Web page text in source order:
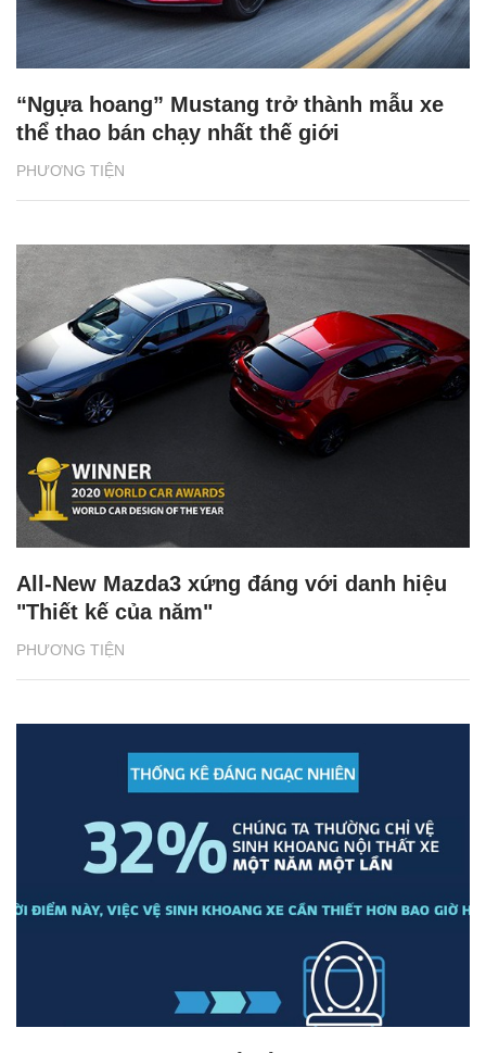
PHƯƠNG TIỆN
“Ngựa hoang” Mustang trở thành mẫu xe
thể thao bán chạy nhất thế giới
PHƯƠNG TIỆN
All-New Mazda3 xứng đáng với danh hiệu
"Thiết kế của năm"